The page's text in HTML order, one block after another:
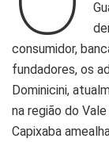
consumidor,
fundadores, os
Dominicini,
na região do
Capixaba